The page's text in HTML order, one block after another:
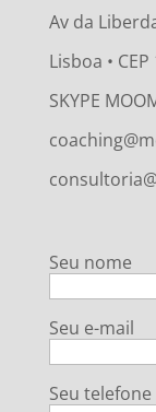
Av da
Lisboa •
SKYPE
Seu nome
Seu e-mail
Seu telefone